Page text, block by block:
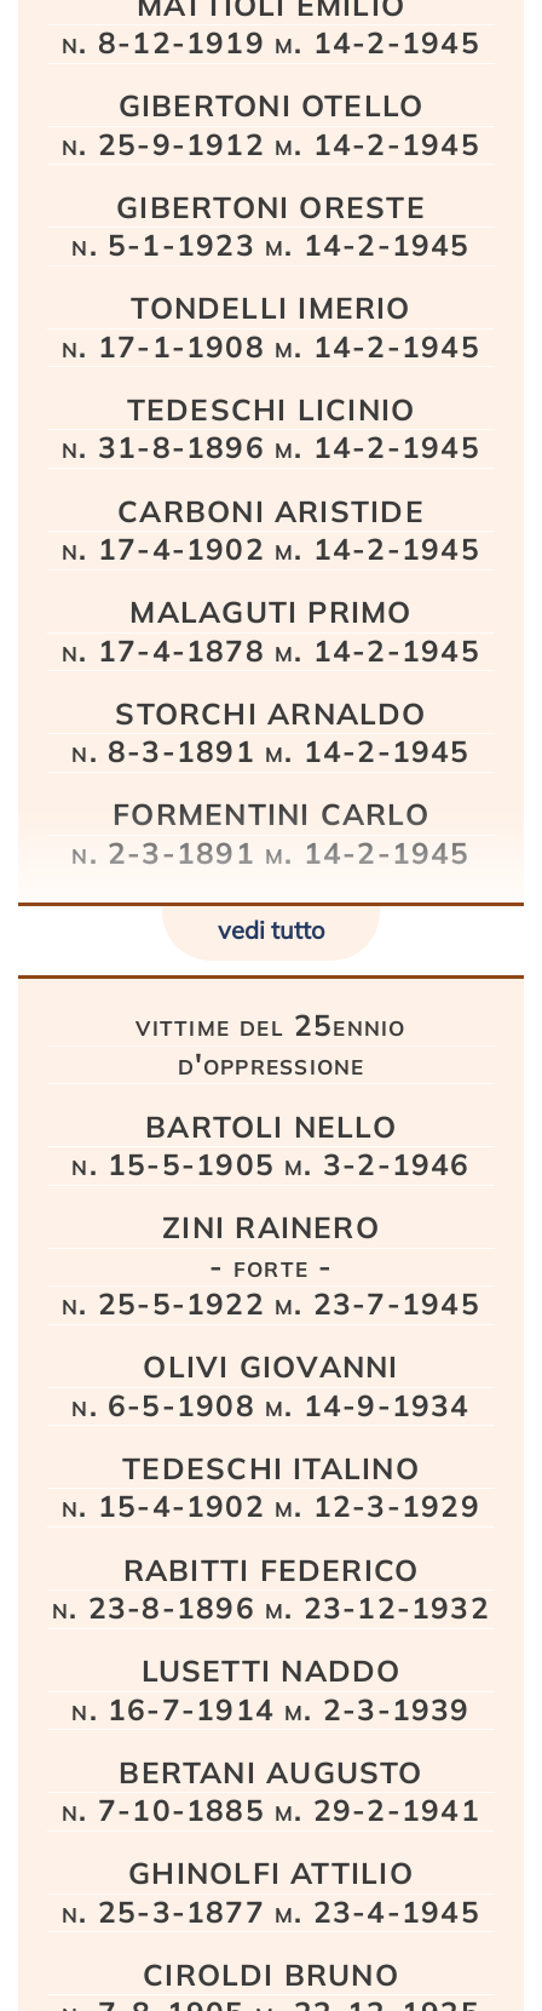
n. 8-12-1919 m. 14-2-1945
GIBERTONI OTELLO
n. 25-9-1912 m. 14-2-1945
GIBERTONI ORESTE
n. 5-1-1923 m. 14-2-1945
TONDELLI IMERIO
n. 17-1-1908 m. 14-2-1945
TEDESCHI LICINIO
n. 31-8-1896 m. 14-2-1945
CARBONI ARISTIDE
n. 17-4-1902 m. 14-2-1945
MALAGUTI PRIMO
n. 17-4-1878 m. 14-2-1945
STORCHI ARNALDO
n. 8-3-1891 m. 14-2-1945
FORMENTINI CARLO
n. 2-3-1891 m. 14-2-1945
vedi tutto
vittime del 25ennio
d'oppressione
BARTOLI NELLO
n. 15-5-1905 m. 3-2-1946
ZINI RAINERO
- forte -
n. 25-5-1922 m. 23-7-1945
OLIVI GIOVANNI
n. 6-5-1908 m. 14-9-1934
TEDESCHI ITALINO
n. 15-4-1902 m. 12-3-1929
RABITTI FEDERICO
n. 23-8-1896 m. 23-12-1932
LUSETTI NADDO
n. 16-7-1914 m. 2-3-1939
BERTANI AUGUSTO
n. 7-10-1885 m. 29-2-1941
GHINOLFI ATTILIO
n. 25-3-1877 m. 23-4-1945
CIROLDI BRUNO